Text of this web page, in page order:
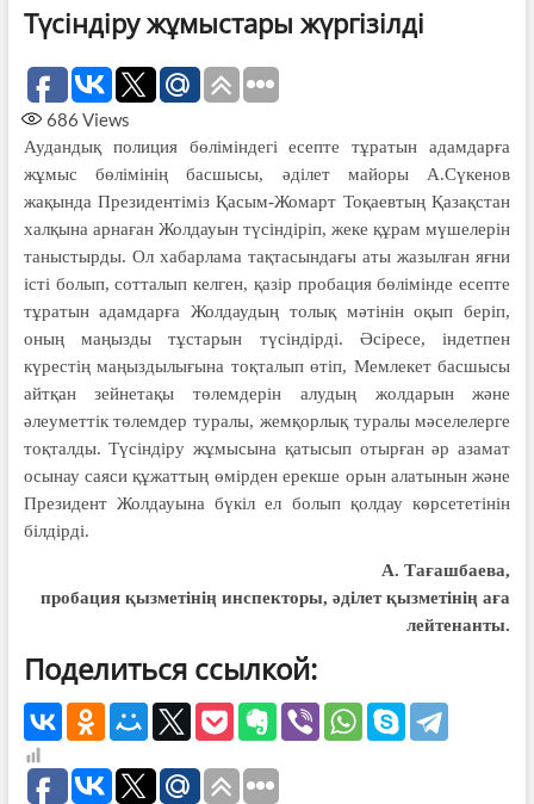
Түсіндіру жұмыстары жүргізілді
686 Views
Аудандық полиция бөліміндегі есепте тұратын адамдарға
жұмыс бөлімінің басшысы, әділет майоры А.Сүкенов
жақында Президентіміз Қасым-Жомарт Тоқаевтың Қазақстан
халқына арнаған Жолдауын түсіндіріп, жеке құрам мүшелерін
таныстырды. Ол хабарлама тақтасындағы аты жазылған яғни
істі болып, сотталып келген, қазір пробация бөлімінде есепте
тұратын адамдарға Жолдаудың толық мәтінін оқып беріп,
оның маңызды тұстарын түсіндірді. Әсіресе, індетпен
күрестің маңыздылығына тоқталып өтіп, Мемлекет басшысы
айтқан зейнетақы төлемдерін алудың жолдарын және
әлеуметтік төлемдер туралы, жемқорлық туралы мәселелерге
тоқталды. Түсіндіру жұмысына қатысып отырған әр азамат
осынау саяси құжаттың өмірден ерекше орын алатынын және
Президент Жолдауына бүкіл ел болып қолдау көрсететінін
білдірді.
А. Тағашбаева,
пробация қызметінің инспекторы, әділет қызметінің аға
лейтенанты.
Поделиться ссылкой: